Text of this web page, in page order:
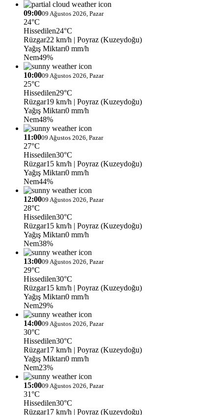
09:0009 Ağustos 2026, Pazar
24°C
Hissedilen24°C
Rüzgar22 km/h | Poyraz (Kuzeydoğu)
Yağış Miktarı0 mm/h
Nem49%
10:0009 Ağustos 2026, Pazar
25°C
Hissedilen29°C
Rüzgar19 km/h | Poyraz (Kuzeydoğu)
Yağış Miktarı0 mm/h
Nem48%
11:0009 Ağustos 2026, Pazar
27°C
Hissedilen30°C
Rüzgar15 km/h | Poyraz (Kuzeydoğu)
Yağış Miktarı0 mm/h
Nem44%
12:0009 Ağustos 2026, Pazar
28°C
Hissedilen30°C
Rüzgar15 km/h | Poyraz (Kuzeydoğu)
Yağış Miktarı0 mm/h
Nem38%
13:0009 Ağustos 2026, Pazar
29°C
Hissedilen30°C
Rüzgar15 km/h | Poyraz (Kuzeydoğu)
Yağış Miktarı0 mm/h
Nem29%
14:0009 Ağustos 2026, Pazar
30°C
Hissedilen30°C
Rüzgar17 km/h | Poyraz (Kuzeydoğu)
Yağış Miktarı0 mm/h
Nem23%
15:0009 Ağustos 2026, Pazar
31°C
Hissedilen30°C
Rüzgar17 km/h | Poyraz (Kuzeydoğu)